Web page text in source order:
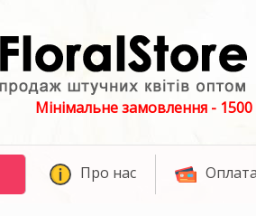
Мінімальне замовлення - 1500
Про нас